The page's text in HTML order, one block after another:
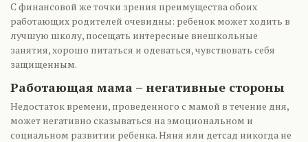
С финансовой же точки зрения преимущества обоих
работающих родителей очевидны: ребенок может ходить в
лучшую школу, посещать интересные внешкольные
занятия, хорошо питаться и одеваться, чувствовать себя
защищенным.
Работающая мама – негативные стороны
Недостаток времени, проведенного с мамой в течение дня,
может негативно сказываться на эмоциональном и
социальном развитии ребенка. Няня или детсад никогда не